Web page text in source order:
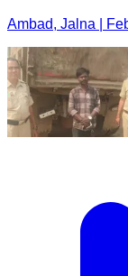
Ambad, Jalna |